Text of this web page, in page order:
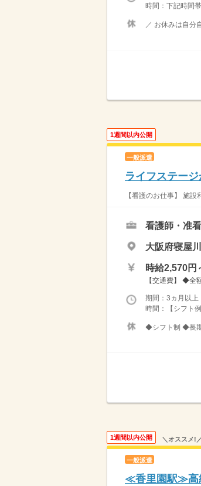
時間：下記時間
／ お休みは自分
1週間以内公開
一般派遣
ライフステー
【看護のお仕事】 施
看護師・准
大阪府寝屋
時給2,570円
【交通費】 ◆全
期間：3ヵ月
時間：【シフ
◆シフト制 ◆長期
1週間以内公開 ＼オススメ!
一般派遣
≪香里園駅≫高